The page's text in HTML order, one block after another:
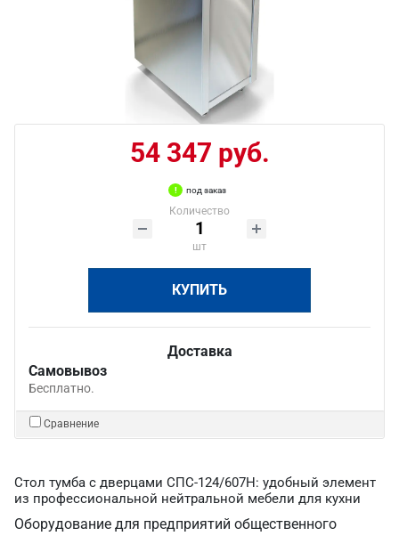
54 347 руб.
под заказ
Количество
шт
КУПИТЬ
Доставка
Самовывоз
Бесплатно.
Сравнение
Стол тумба с дверцами СПС-124/607Н: удобный элемент
из профессиональной нейтральной мебели для кухни
Оборудование для предприятий общественного